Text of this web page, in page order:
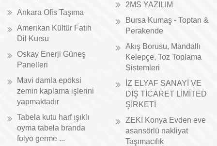
Ankara Ofis Taşıma
Amerikan Kültür Fatih
Dil Kursu
Oskay Enerji Güneş
Panelleri
Mavi damla epoksi
zemin kaplama işlerini
yapmaktadır
Tabela kutu harf ışıklı
oyma tabela branda
folyo germe ...
2MS YAZILIM
Bursa Kumaş - Toptan &
Perakende
Akış Borusu, Mandallı
Kelepçe, Toz Toplama
Sistemleri
İZ ELYAF SANAYİ VE
DIŞ TİCARET LİMİTED
ŞİRKETİ
ZEKİ Konya Evden eve
asansörlü nakliyat
Taşımacılık